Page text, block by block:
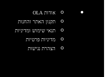
אודות OLA
תקנון האתר והחנות
תנאי שימוש ומדיניות
מדיניות פרטיות
הצהרת נגישות